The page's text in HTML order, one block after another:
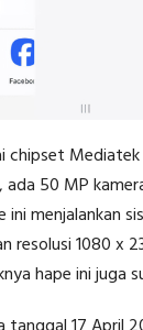
50 MP
menjalankan
resolusi 1080 x
hape ini juga